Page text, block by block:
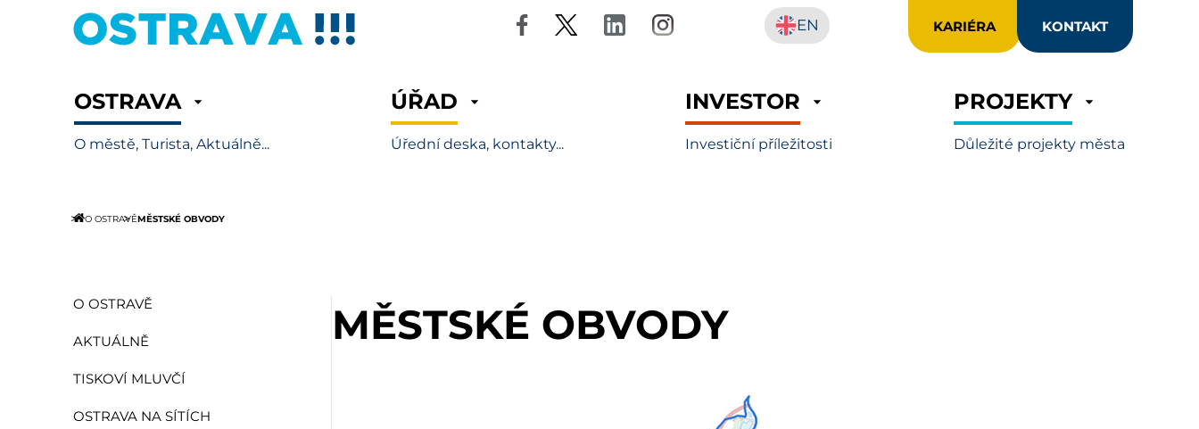
KARIÉRA KONTAKT
EN
OSTRAVA
O městě, Turista, Aktuálně...
ÚŘAD
Úřední deska, kontakty...
INVESTOR
Investiční příležitosti
PROJEKTY
Důležité projekty města
O OSTRAVĚMĚSTSKÉ OBVODY
O OSTRAVĚ
AKTUÁLNĚ
TISKOVÍ MLUVČÍ
OSTRAVA NA SÍTÍCH
MĚSTSKÉ OBVODY